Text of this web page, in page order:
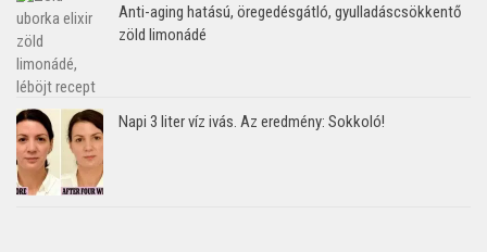
Anti-aging hatású, öregedésgátló, gyulladáscsökkentő
zöld limonádé
Napi 3 liter víz ivás. Az eredmény: Sokkoló!